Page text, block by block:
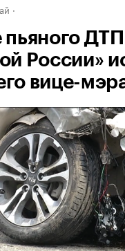
пьяного
России»
вице-